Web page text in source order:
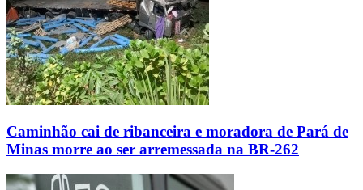
Caminhão cai de ribanceira e moradora de Pará de
Minas morre ao ser arremessada na BR-262